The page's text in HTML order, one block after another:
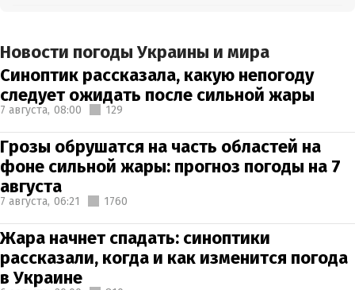
Новости погоды Украины и мира
Синоптик рассказала, какую непогоду
следует ожидать после сильной жары
7 августа, 08:00 129
Грозы обрушатся на часть областей на
фоне сильной жары: прогноз погоды на 7
августа
7 августа, 06:21 1760
Жара начнет спадать: синоптики
рассказали, когда и как изменится погода
в Украине